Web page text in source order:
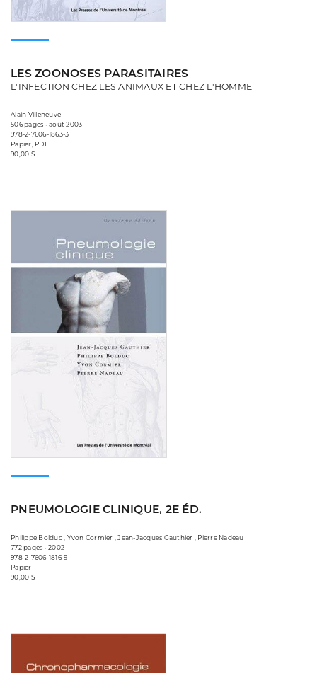
LES ZOONOSES PARASITAIRES
L'INFECTION CHEZ LES ANIMAUX ET CHEZ L'HOMME
Alain Villeneuve
506 pages • août 2003
978-2-7606-1863-3
Papier, PDF
90,00 $
PNEUMOLOGIE CLINIQUE, 2E ÉD.
Philippe Bolduc , Yvon Cormier , Jean-Jacques Gauthier , Pierre Nadeau
772 pages • 2002
978-2-7606-1816-9
Papier
90,00 $